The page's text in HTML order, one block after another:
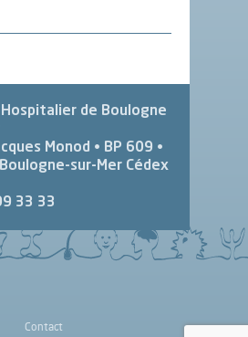
de Boulogne
Monod • BP 609 •
Boulogne-sur-Mer Cédex
33 33
Contact